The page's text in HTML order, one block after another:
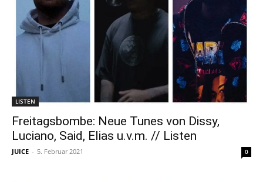
LISTEN
Freitagsbombe: Neue Tunes von Dissy,
Luciano, Said, Elias u.v.m. // Listen
JUICE - 5. Februar 2021 0